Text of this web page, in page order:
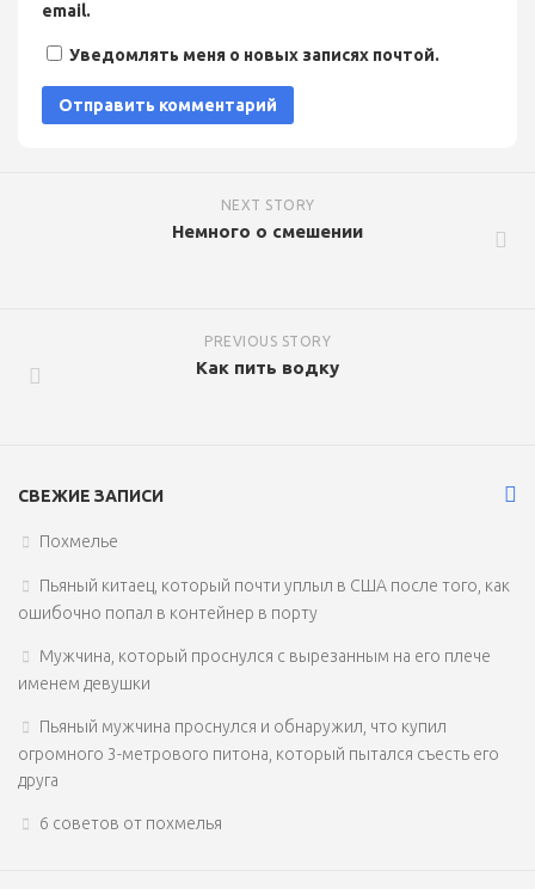
email.
Уведомлять меня о новых записях почтой.
NEXT STORY
Немного о смешении
PREVIOUS STORY
Как пить водку
СВЕЖИЕ ЗАПИСИ
Похмелье
Пьяный китаец, который почти уплыл в США после того, как
ошибочно попал в контейнер в порту
Мужчина, который проснулся с вырезанным на его плече
именем девушки
Пьяный мужчина проснулся и обнаружил, что купил
огромного 3-метрового питона, который пытался съесть его
друга
6 советов от похмелья